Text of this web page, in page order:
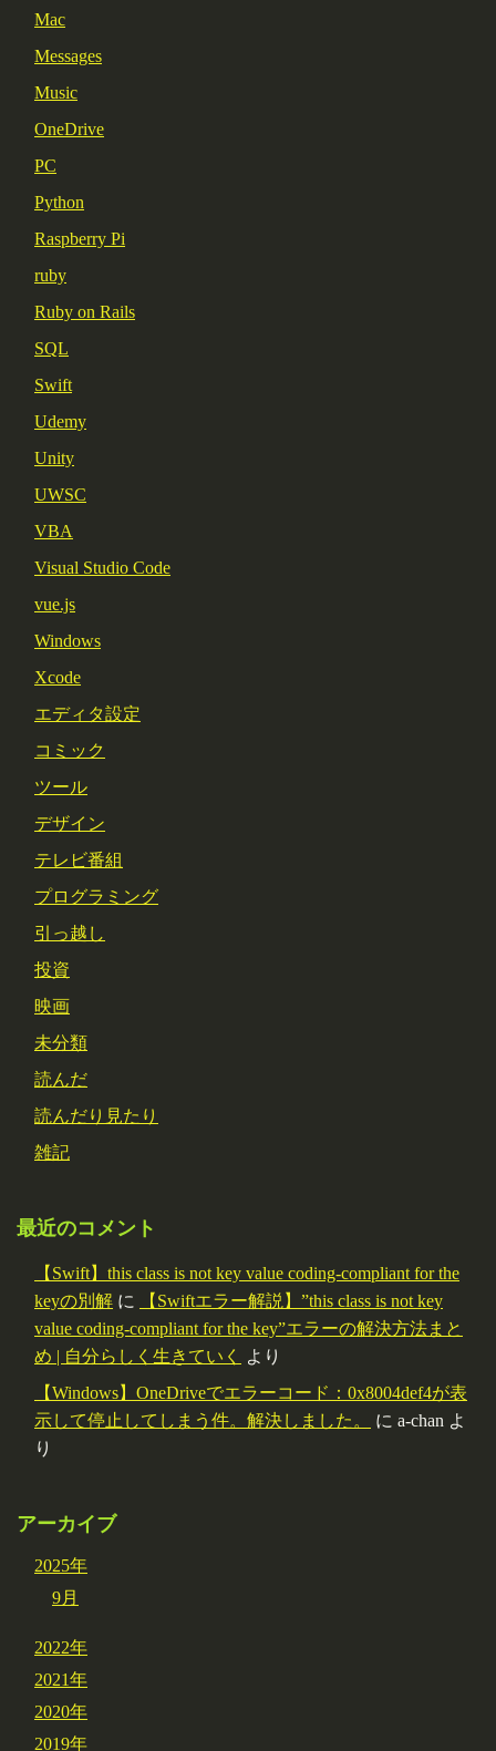
Mac
Messages
Music
OneDrive
PC
Python
Raspberry Pi
ruby
Ruby on Rails
SQL
Swift
Udemy
Unity
UWSC
VBA
Visual Studio Code
vue.js
Windows
Xcode
エディタ設定
コミック
ツール
デザイン
テレビ番組
プログラミング
引っ越し
投資
映画
未分類
読んだ
読んだり見たり
雑記
最近のコメント
【Swift】this class is not key value coding-compliant for the
keyの別解 に
【Swiftエラー解説】”this class is not key
value coding-compliant for the key”エラーの解決方法まと
め | 自分らしく生きていく
より
【Windows】OneDriveでエラーコード：0x8004def4が表
示して停止してしまう件。解決しました。
に a-chan よ
り
アーカイブ
2025年
9月
2022年
2021年
2020年
2019年